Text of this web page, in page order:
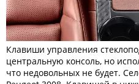
Клавиши управления
центральную консоль, но
что недовольных не будет.